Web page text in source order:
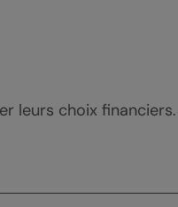
leurs choix